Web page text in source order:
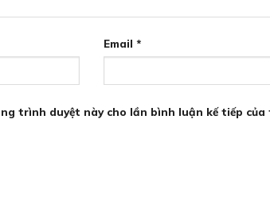
Email *
trình duyệt này cho lần bình luận kế tiếp của